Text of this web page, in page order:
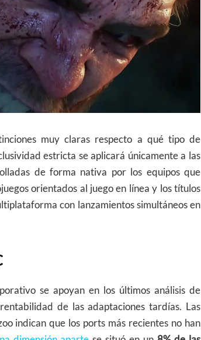
muy claras respecto a qué tipo de
estricta se aplicará únicamente a las
de forma nativa por los equipos que
orientados al juego en línea y los títulos
con lanzamientos simultáneos en
se apoyan en los últimos análisis de
de las adaptaciones tardías. Las
indican que los ports más recientes no han